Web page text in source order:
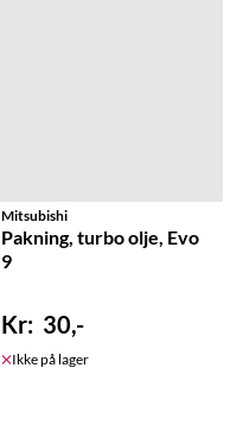
Mitsubishi
Pakning, turbo olje, Evo
9
30,-
Ikke på lager